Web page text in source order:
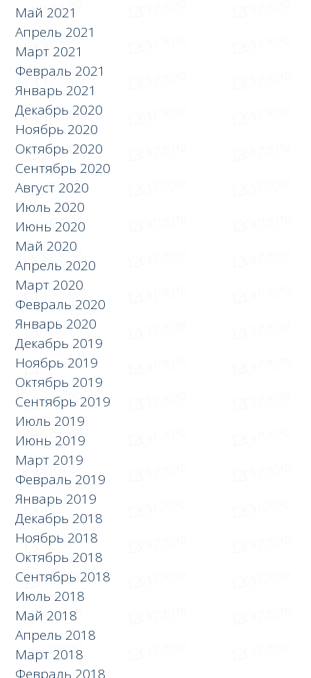
Май 2021
Апрель 2021
Март 2021
Февраль 2021
Январь 2021
Декабрь 2020
Ноябрь 2020
Октябрь 2020
Сентябрь 2020
Август 2020
Июль 2020
Июнь 2020
Май 2020
Апрель 2020
Март 2020
Февраль 2020
Январь 2020
Декабрь 2019
Ноябрь 2019
Октябрь 2019
Сентябрь 2019
Июль 2019
Июнь 2019
Март 2019
Февраль 2019
Январь 2019
Декабрь 2018
Ноябрь 2018
Октябрь 2018
Сентябрь 2018
Июль 2018
Май 2018
Апрель 2018
Март 2018
Февраль 2018